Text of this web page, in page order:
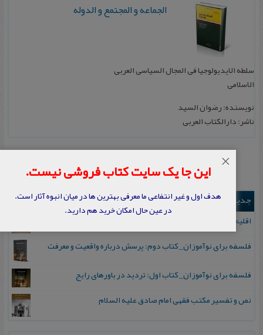
الجماعه‌ و المجتمع‌ و الدوله‌
سلطه‌ الایدیولوجیا فی‌ المجال‌ السیاسی‌ العربی‌
الاسلامی
نویسنده: رضوان‌ السید
ناشر: دارالکتاب‌ العربی‌
جدیدترین ها
اقلیم مورخان؛ مهارت‌های تاریخ ورزی علمی
فلسفه برای نوآموزان_ کتاب دوم: پرسش درباره واقعیت و معرفت
فلسفه برای نوآموزان_ کتاب اول: تردید در باورهای رایج
نص و تفسیر مکتب فقهی امام صادق علیه السلام
این جا یک سایت کتاب فروشی نیست.
هدف اول و غیر انتفاعی ما معرفی بهترین ها در میان انبوه آثار است.
در عین حال امکان خرید هم دارید.
×